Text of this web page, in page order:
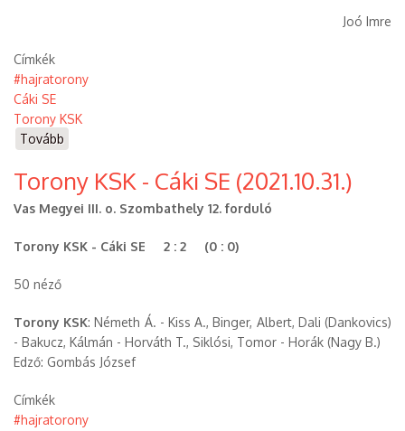
Joó Imre
Címkék
#hajratorony
Cáki SE
Torony KSK
Tovább
-
Torony
KSK
(2022.05.29.)
Torony KSK - Cáki SE (2021.10.31.)
Vas Megyei III. o. Szombathely 12. forduló
Torony KSK - Cáki SE 2 : 2 (0 : 0)
50 néző
Torony KSK: Németh Á. - Kiss A., Binger, Albert, Dali (Dankovics)
- Bakucz, Kálmán - Horváth T., Siklósi, Tomor - Horák (Nagy B.)
Edző: Gombás József
Címkék
#hajratorony